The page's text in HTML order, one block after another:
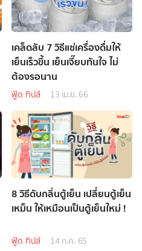
เคล็ดลับ 7 วิธีแช่เครื่องดื่มให้
เย็นเร็วขึ้น เย็นเจี๊ยบทันใจ ไม่
ต้องรอนาน
ฟู้ด ทิปส์ 13 เม.ย. 66
8 วิธีดับกลิ่นตู้เย็น เปลี่ยนตู้เย็น
เหม็น ให้เหมือนเป็นตู้เย็นใหม่ !
ฟู้ด ทิปส์ 14 ก.ค. 65